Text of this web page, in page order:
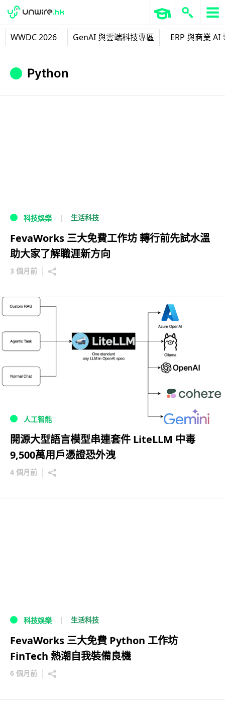
WWDC 2026 GenAI 與雲端科技專區 ERP 與商業 AI
Python
科技娛樂 生活科技
FevaWorks 三大免費工作坊 轉行前先試水溫
助大家了解職涯新方向
3 個月前
人工智能
開源大型語言模型串連套件 LiteLLM 中毒
9,500萬用戶憑證恐外洩
4 個月前
科技娛樂 生活科技
FevaWorks 三大免費 Python 工作坊
FinTech 熱潮自我裝備良機
6 個月前